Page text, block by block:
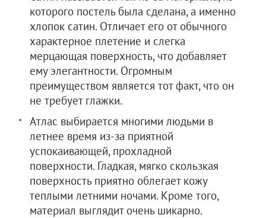
которого постель была сделана, а именно
хлопок сатин. Отличает его от обычного
характерное плетение и слегка
мерцающая поверхность, что добавляет
ему элегантности. Огромным
преимуществом является тот факт, что он
не требует глажки.
Атлас выбирается многими людьми в
летнее время из-за приятной
успокаивающей, прохладной
поверхности. Гладкая, мягко скользкая
поверхность приятно облегает кожу
теплыми летними ночами. Кроме того,
материал выглядит очень шикарно.